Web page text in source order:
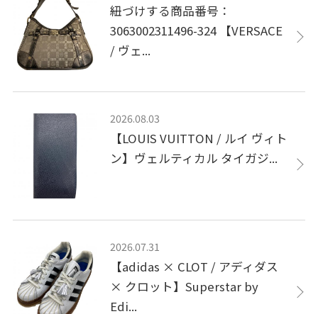
紐づけする商品番号：
3063002311496-324 【VERSACE
/ ヴェ...
2026.08.03
【LOUIS VUITTON / ルイ ヴィト
ン】ヴェルティカル タイガジ...
2026.07.31
【adidas × CLOT / アディダス
× クロット】Superstar by
Edi...